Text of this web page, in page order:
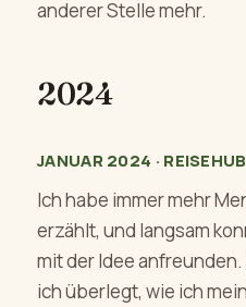
anderer Stelle mehr.
2024
JANUAR 2024 ·
Ich habe immer mehr
erzählt, und langsam
mit der Idee
ich überlegt, wie ich